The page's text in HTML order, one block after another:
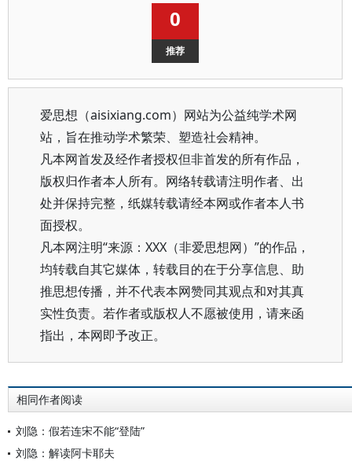
0
推荐
爱思想（aisixiang.com）网站为公益纯学术网
站，旨在推动学术繁荣、塑造社会精神。
凡本网首发及经作者授权但非首发的所有作品，
版权归作者本人所有。网络转载请注明作者、出
处并保持完整，纸媒转载请经本网或作者本人书
面授权。
凡本网注明“来源：XXX（非爱思想网）”的作品，
均转载自其它媒体，转载目的在于分享信息、助
推思想传播，并不代表本网赞同其观点和对其真
实性负责。若作者或版权人不愿被使用，请来函
指出，本网即予改正。
相同作者阅读
刘隐：假若连宋不能“登陆”
刘隐：解读阿卡耶夫